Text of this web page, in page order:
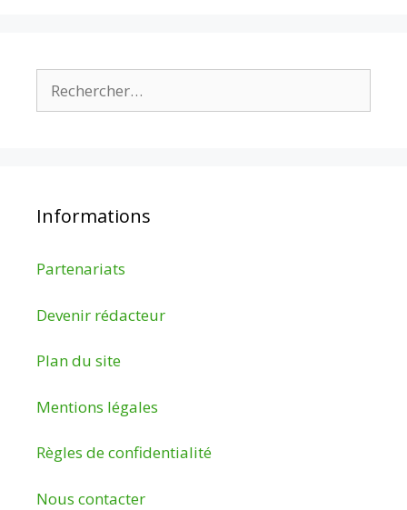
Informations
Partenariats
Devenir rédacteur
Plan du site
Mentions légales
Règles de confidentialité
Nous contacter